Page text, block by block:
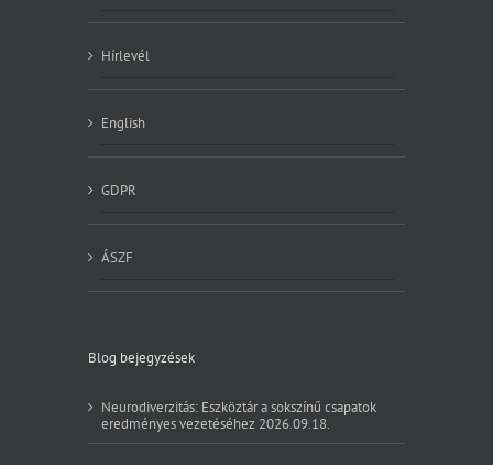
Hírlevél
English
GDPR
ÁSZF
Blog bejegyzések
Neurodiverzitás: Eszköztár a sokszínű csapatok
eredményes vezetéséhez 2026.09.18.